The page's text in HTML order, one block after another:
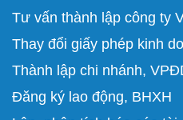
Tư vấn thành lập công ty
Thay đổi giấy phép kinh
Thành lập chi nhánh,
Đăng ký lao động, BHXH